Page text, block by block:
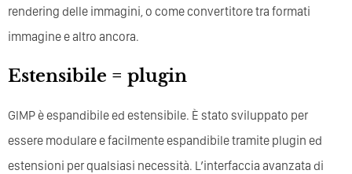
rendering delle immagini, o come convertitore tra formati
immagine e altro ancora.
Estensibile = plugin
GIMP è espandibile ed estensibile. È stato sviluppato per
essere modulare e facilmente espandibile tramite plugin ed
estensioni per qualsiasi necessità. L’interfaccia avanzata di